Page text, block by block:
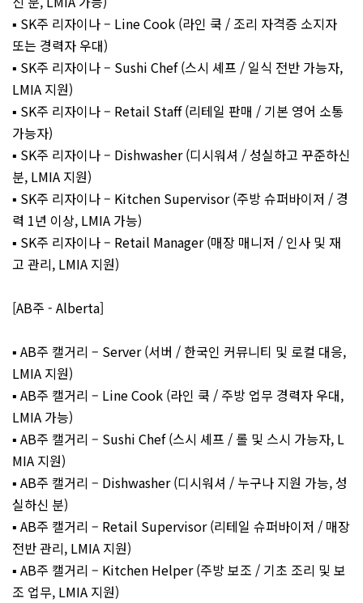
▪️ SK주 리자이나 – Line Cook (라인 쿡 / 조리 자격증 소지자
또는 경력자 우대)
▪️ SK주 리자이나 – Sushi Chef (스시 셰프 / 일식 전반 가능자,
LMIA 지원)
▪️ SK주 리자이나 – Retail Staff (리테일 판매 / 기본 영어 소통
가능자)
▪️ SK주 리자이나 – Dishwasher (디시워셔 / 성실하고 꾸준하신
분, LMIA 지원)
▪️ SK주 리자이나 – Kitchen Supervisor (주방 슈퍼바이저 / 경
력 1년 이상, LMIA 가능)
▪️ SK주 리자이나 – Retail Manager (매장 매니저 / 인사 및 재
고 관리, LMIA 지원)
[AB주 - Alberta]
▪️ AB주 캘거리 – Server (서버 / 한국인 커뮤니티 및 로컬 대응,
LMIA 지원)
▪️ AB주 캘거리 – Line Cook (라인 쿡 / 주방 업무 경력자 우대,
LMIA 가능)
▪️ AB주 캘거리 – Sushi Chef (스시 셰프 / 롤 및 스시 가능자, L
MIA 지원)
▪️ AB주 캘거리 – Dishwasher (디시워셔 / 누구나 지원 가능, 성
실하신 분)
▪️ AB주 캘거리 – Retail Supervisor (리테일 슈퍼바이저 / 매장
전반 관리, LMIA 지원)
▪️ AB주 캘거리 – Kitchen Helper (주방 보조 / 기초 조리 및 보
조 업무, LMIA 지원)